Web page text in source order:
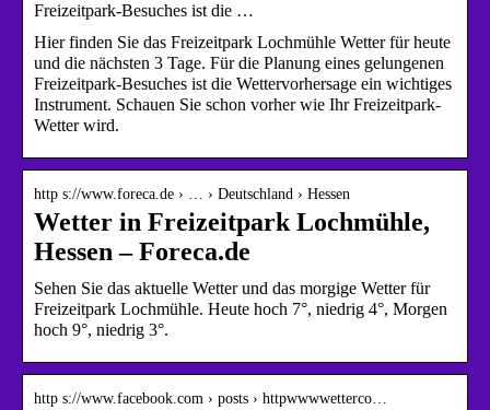
Freizeitpark-Besuches ist die …
Hier finden Sie das Freizeitpark Lochmühle Wetter für heute
und die nächsten 3 Tage. Für die Planung eines gelungenen
Freizeitpark-Besuches ist die Wettervorhersage ein wichtiges
Instrument. Schauen Sie schon vorher wie Ihr Freizeitpark-
Wetter wird.
http s://www.foreca.de › … › Deutschland › Hessen
Wetter in Freizeitpark Lochmühle,
Hessen – Foreca.de
Sehen Sie das aktuelle Wetter und das morgige Wetter für
Freizeitpark Lochmühle. Heute hoch 7°, niedrig 4°, Morgen
hoch 9°, niedrig 3°.
http s://www.facebook.com › posts › httpwwwwetterco…